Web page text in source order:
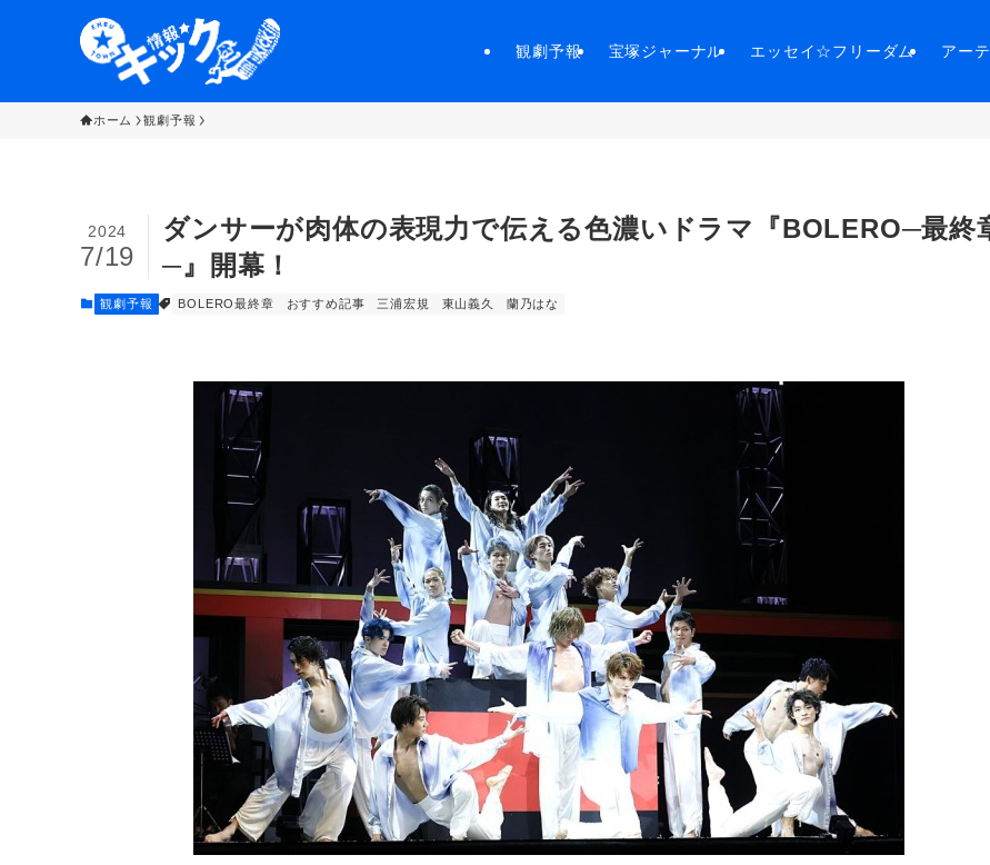
観劇予報 宝塚ジャーナル エッセイ☆フリーダム アー
ホーム 観劇予報
ダンサーが肉体の表現力で伝える色濃いドラマ『BOLERO─最終
─』開幕！
2024
7/19
観劇予報 BOLERO最終章 おすすめ記事 三浦宏規 東山義久 蘭乃はな